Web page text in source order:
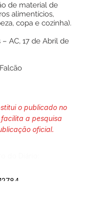
de material de
alimentícios,
copa e cozinha).
AC, 17 de Abril de
o publicado no
a pesquisa
oficial.